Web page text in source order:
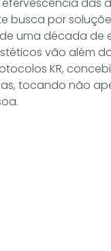
busca por
uma década de
vão além
KR,
tocando não